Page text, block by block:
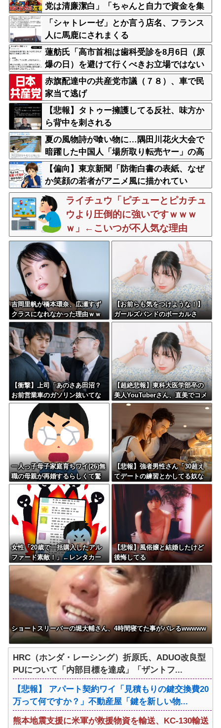
党は清廉潔白」「ちゃんと自力で資金を集
めて活動してる」
「シャトレーゼ」とか言う店名、フランス
人に馬鹿にされまくる
蓮舫氏「高市首相は歯科受診を8月6日（原
爆の日）を避けて行くべきお立場ではない
でしょうか」
赤旗配達中の共産党市議（７８）、車で民
家当て逃げ
【悲報】タトゥー擁護してる反社、味方か
ら背中を刺される
夏の風物詩が喰い物に…隅田川花火大会で
暗躍した中国人「場所取り転売ヤー」の高
笑い
【偏向】東京新聞「防衛白書の表紙、なぜ
か笑顔の若者がアニメ風に描かれてい
る！」 ネット「血生臭い表紙の方が良かっ
たとでも言うのか？」
ライチュウ「ピチューとピカチュ
ウより圧倒的に強いですｗｗｗ
ｗ」←こいつが不人気な理由
吉岡里帆が橋本環奈、広瀬すず
クラスになれなかった理由ｗｗ
ｗｗｗｗ
【お前らも気をつけような！】
ガールズバンドのボーカルさ
ん、客席ダイブした結果『こ
う』なってしまいお気持ち表明
してしまう…
【衝撃】上司「あのさあ田沼？
お前営業車のガソリン抜いてな
い？」俺「はぁ？どういうこと
すか？」上司「自分の車に入れ
替えたりしてない？？」←これw
w w w w w
【超絶悲報】東科大医学部卒の
美人YouTuberさん、直美でコメ
ント欄が炎上してしまう…
一人っ子母子家庭育ちワイ(26)無
職の母親が再婚するらしくて驚
愕
【悲報】強者男性さん「30超え
てデートの練習とかしてる奴な
んなんだ？普通は10代の子供が
いるぞ」
女性「20歳で一括購入したアル
ファード素敵！」←レンタカー
だろと批判殺到
【悲報】風俗嬢と結婚したけど
後悔してる
ショートスリーパーの堀大輔さん、4時間寝てた事がバレるwwwww
HRC（ホンダ・レーシング）折原氏、ADUO改良型
PUについて「内部目標を達成」「ザントフ...
【悲報】 アパート契約ワイ「見積もりの鍵交換費20
万って何ですか？」不動産屋「鍵を新しい物...
熊本地震支援に米軍が救援物資を輸送、KC-130輸送